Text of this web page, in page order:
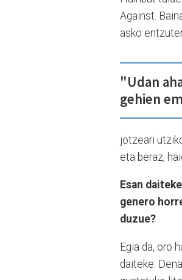
Against.
asko
"Udan
gehien
jotzeari
eta beraz,
Esan
genero
duzue?
Egia da, oro
daiteke.